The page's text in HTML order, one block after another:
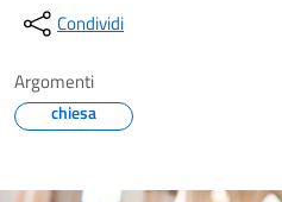
Condividi
Argomenti
chiesa